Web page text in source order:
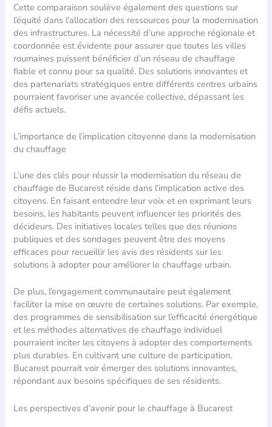
Cette comparaison soulève également des questions sur
l’équité dans l’allocation des ressources pour la modernisation
des infrastructures. La nécessité d’une approche régionale et
coordonnée est évidente pour assurer que toutes les villes
roumaines puissent bénéficier d’un réseau de chauffage
fiable et connu pour sa qualité. Des solutions innovantes et
des partenariats stratégiques entre différents centres urbains
pourraient favoriser une avancée collective, dépassant les
défis actuels.
L’importance de l’implication citoyenne dans la modernisation
du chauffage
L’une des clés pour réussir la modernisation du réseau de
chauffage de Bucarest réside dans l’implication active des
citoyens. En faisant entendre leur voix et en exprimant leurs
besoins, les habitants peuvent influencer les priorités des
décideurs. Des initiatives locales telles que des réunions
publiques et des sondages peuvent être des moyens
efficaces pour recueillir les avis des résidents sur les
solutions à adopter pour améliorer le chauffage urbain.
De plus, l’engagement communautaire peut également
faciliter la mise en œuvre de certaines solutions. Par exemple,
des programmes de sensibilisation sur l’efficacité énergétique
et les méthodes alternatives de chauffage individuel
pourraient inciter les citoyens à adopter des comportements
plus durables. En cultivant une culture de participation,
Bucarest pourrait voir émerger des solutions innovantes,
répondant aux besoins spécifiques de ses résidents.
Les perspectives d’avenir pour le chauffage à Bucarest